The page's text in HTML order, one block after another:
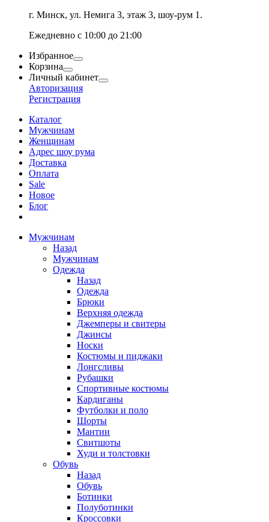
г. Минск, ул. Немига 3, этаж 3, шоу-рум 1.
Ежедневно с 10:00 до 21:00
Избранное
Корзина
Личный кабинет
Авторизация
Регистрация
Каталог
Мужчинам
Женщинам
Адрес шоу рума
Доставка
Оплата
Sale
Новое
Блог
Мужчинам
Назад
Мужчинам
Одежда
Назад
Одежда
Брюки
Верхняя одежда
Джемперы и свитеры
Джинсы
Носки
Костюмы и пиджаки
Лонгсливы
Рубашки
Спортивные костюмы
Кардиганы
Футболки и поло
Шорты
Мантии
Свитшоты
Худи и толстовки
Обувь
Назад
Обувь
Ботинки
Полуботинки
Кроссовки